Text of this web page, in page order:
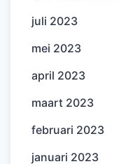
juli 2023
mei 2023
april 2023
maart 2023
februari 2023
januari 2023